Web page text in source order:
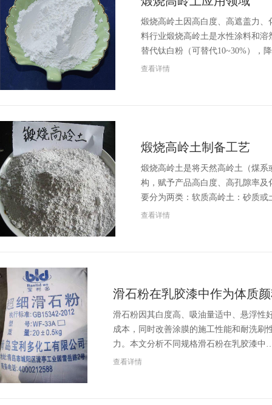
煅烧高岭土因高白度、高遮盖力
料行业煅烧高岭土是水性涂料和
替代钛白粉（可替代10~30%），
查看详情
煅烧高岭土制备工艺
煅烧高岭土是将天然高岭土（煤
构，赋予产品高白度、高孔隙率
要分为两类：软质高岭土：砂质
查看详情
滑石粉在乳胶漆中作为体质
滑石粉因其白度高、吸油量适中、悬浮性
成本，同时改善涂膜的施工性能和耐洗刷
力。本文分析不同规格滑石粉在乳胶漆中
查看详情